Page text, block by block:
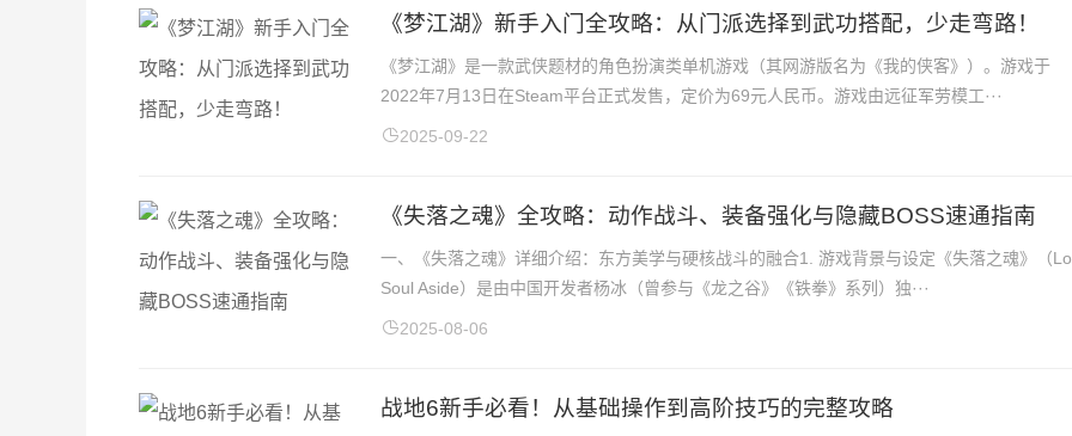
《梦江湖》新手入门全攻略：从门派选择到武功搭配，少走弯路！
《梦江湖》是一款武侠题材的角色扮演类单机游戏（其网游版名为《我的侠客》）。游戏于
2022年7月13日在Steam平台正式发售，定价为69元人民币。游戏由远征军劳模工···
2025-09-22
《失落之魂》全攻略：动作战斗、装备强化与隐藏BOSS速通指南
一、《失落之魂》详细介绍：东方美学与硬核战斗的融合1. 游戏背景与设定《失落之魂》（
Soul Aside）是由中国开发者杨冰（曾参与《龙之谷》《铁拳》系列）独···
2025-08-06
战地6新手必看！从基础操作到高阶技巧的完整攻略